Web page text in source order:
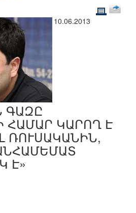
10.06.2013
ԳԱԶԸ
ՀԱՄԱՐ ԿԱՐՈՂ Է
ՌՈՒՍԱԿԱՆԻՆ,
Է»